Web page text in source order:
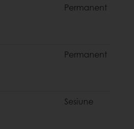
Permanent
Permanent
Sesiune